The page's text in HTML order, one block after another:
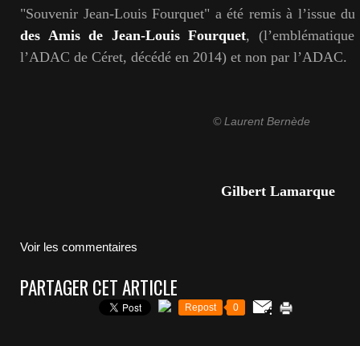
"Souvenir Jean-Louis Fourquet" a été remis à l’issue du
des Amis de Jean-Louis Fourquet,
l’ADAC de Céret, décédé en 2014) et non par l’ADAC.
© Laurent Bernède
Gilbert Lamarque
Voir les commentaires
PARTAGER CET ARTICLE
Repost 0